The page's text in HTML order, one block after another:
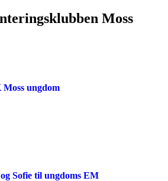
Moss
ungdom
Sofie til ungdoms EM